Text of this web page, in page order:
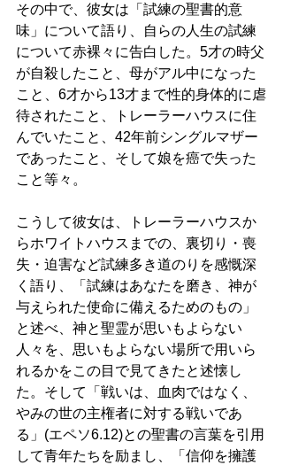
その中で、彼女は「試練の聖書的意
味」について語り、自らの人生の試練
について赤裸々に告白した。5才の時父
が自殺したこと、母がアル中になった
こと、6才から13才まで性的身体的に虐
待されたこと、トレーラーハウスに住
んでいたこと、42年前シングルマザー
であったこと、そして娘を癌で失った
こと等々。
こうして彼女は、トレーラーハウスか
らホワイトハウスまでの、裏切り・喪
失・迫害など試練多き道のりを感慨深
く語り、「試練はあなたを磨き、神が
与えられた使命に備えるためのもの」
と述べ、神と聖霊が思いもよらない
人々を、思いもよらない場所で用いら
れるかをこの目で見てきたと述懐し
た。そして「戦いは、血肉ではなく、
やみの世の主権者に対する戦いであ
る」(エペソ6.12)との聖書の言葉を引用
して青年たちを励まし、「信仰を擁護